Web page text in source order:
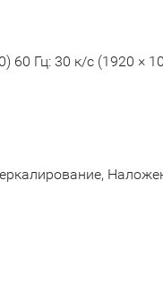
60 Гц: 30 к/с (1920 ×